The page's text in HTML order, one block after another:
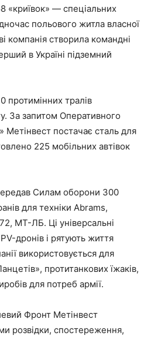
«криївок» — спеціальних
польового житла власної
компанія створила командні
в Україні підземний
протимінних тралів
За запитом Оперативного
Метінвест постачає сталь для
225 мобільних автівок
Силам оборони 300
для техніки Abrams,
МТ-ЛБ. Ці універсальні
дронів і рятують життя
використовується для
протитанкових їжаків,
для потреб армії.
Фронт Метінвест
розвідки, спостереження,